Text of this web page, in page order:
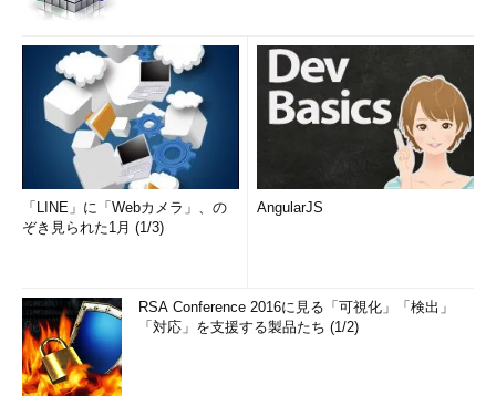
「LINE」に「Webカメラ」、の
ぞき見られた1月 (1/3)
AngularJS
RSA Conference 2016に見る「可視化」「検出」
「対応」を支援する製品たち (1/2)